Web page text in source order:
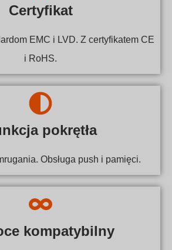
Certyfikat
EMC i LVD. Z certyfikatem CE
i RoHS.
pokrętła
Obsługa push i pamięci.
kompatybilny